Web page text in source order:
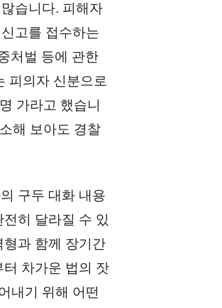
습니다. 피해자
고를 접수하는
처벌 등에 관한
피의자 신분으로
가라고 했습니
해 보아도 경찰
구두 대화 내용
히 달라질 수 있
과 함께 장기간
차가운 법의 잣
내기 위해 어떤